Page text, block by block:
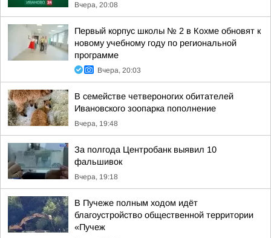
Вчера, 20:08
Первый корпус школы № 2 в Кохме обновят к
новому учебному году по региональной
программе
Вчера, 20:03
В семействе четвероногих обитателей
Ивановского зоопарка пополнение
Вчера, 19:48
За полгода Центробанк выявил 10
фальшивок
Вчера, 19:18
В Пучеже полным ходом идёт
благоустройство общественной территории
«Пучеж